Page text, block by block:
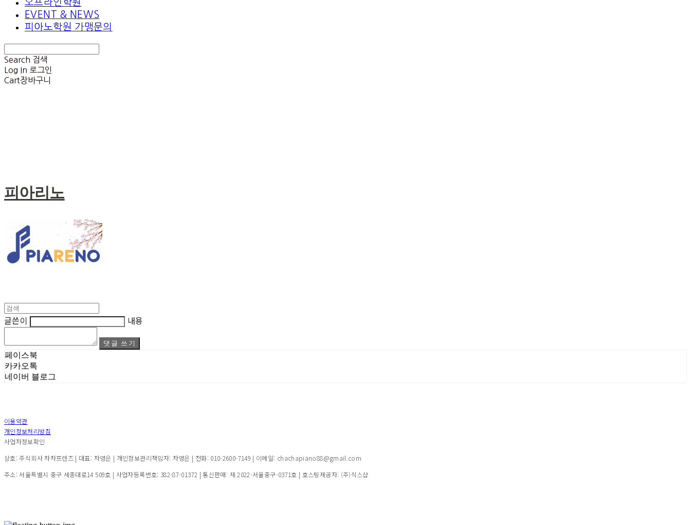
오프라인학원
EVENT & NEWS
피아노학원 가맹문의
Search 검색
Log In 로그인
Cart장바구니
피아리노
글쓴이 내용
댓글 쓰기
페이스북
카카오톡
네이버 블로그
이용약관
개인정보처리방침
사업자정보확인
상호: 주식회사 차차프렌즈 | 대표: 차영은 | 개인정보관리책임자: 차영은 | 전화: 010-2600-7149 | 이메일: chachapiano88@gmail.com
주소: 서울특별시 중구 세종대로14 509호 | 사업자등록번호: 382-87-01372 | 통신판매: 제 2022-서울중구-0371호 | 호스팅제공자: (주)식스샵